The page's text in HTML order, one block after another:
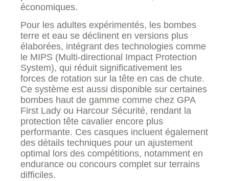
économiques.
Pour les adultes expérimentés, les bombes
terre et eau se déclinent en versions plus
élaborées, intégrant des technologies comme
le MIPS (Multi-directional Impact Protection
System), qui réduit significativement les
forces de rotation sur la tête en cas de chute.
Ce système est aussi disponible sur certaines
bombes haut de gamme comme chez GPA
First Lady ou Harcour Sécurité, rendant la
protection tête cavalier encore plus
performante. Ces casques incluent également
des détails techniques pour un ajustement
optimal lors des compétitions, notamment en
endurance ou concours complet sur terrains
difficiles.